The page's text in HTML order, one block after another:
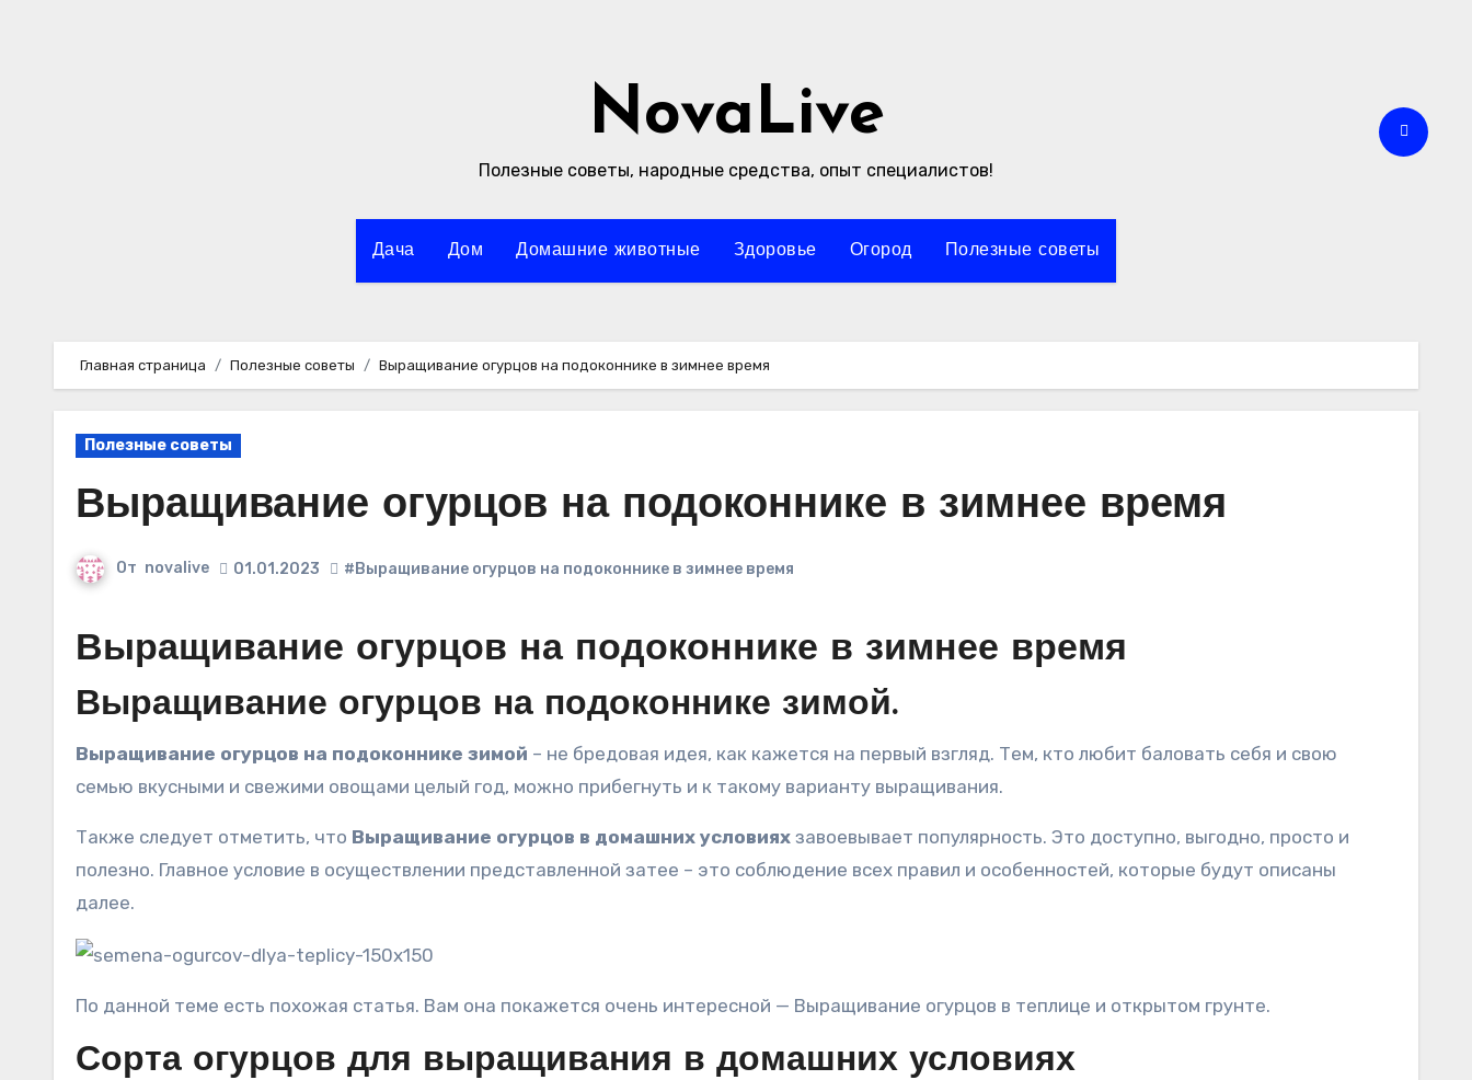
NovaLive
Полезные советы, народные средства, опыт специалистов!
Дача Дом Домашние животные Здоровье Огород Полезные советы
Главная страница Полезные советы Выращивание огурцов на подоконнике в зимнее время
Полезные советы
Выращивание огурцов на подоконнике в зимнее время
От novalive 01.01.2023 #Выращивание огурцов на подоконнике в зимнее время
Выращивание огурцов на подоконнике в зимнее время
Выращивание огурцов на подоконнике зимой.
Выращивание огурцов на подоконнике зимой – не бредовая идея, как кажется на первый взгляд. Тем, кто любит баловать себя и свою
семью вкусными и свежими овощами целый год, можно прибегнуть и к такому варианту выращивания.
Также следует отметить, что Выращивание огурцов в домашних условиях завоевывает популярность. Это доступно, выгодно, просто и
полезно. Главное условие в осуществлении представленной затее – это соблюдение всех правил и особенностей, которые будут описаны
далее.
По данной теме есть похожая статья. Вам она покажется очень интересной — Выращивание огурцов в теплице и открытом грунте.
Сорта огурцов для выращивания в домашних условиях